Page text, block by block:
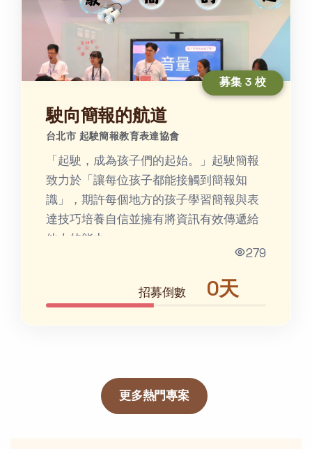
募集 3 校
駛向簡報的航道
台北市 起駛簡報教育表達協會
「起駛，成為孩⼦們的起始。」起駛簡報
致力於「讓每位孩子都能接觸到簡報知
識」，期許每個地方的孩子學習簡報與表
達技巧培養⾃信並擁有將資訊有效傳遞給
279
招募倒數 0天
更多熱門專案